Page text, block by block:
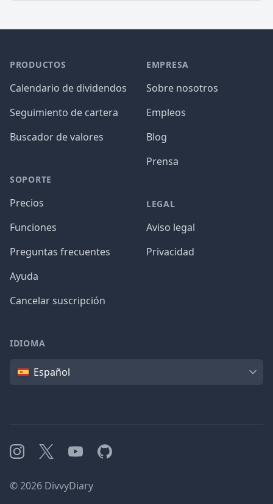
PRODUCTOS
Calendario de dividendos
Seguimiento de cartera
Buscador de valores
SOPORTE
Precios
Funciones
Preguntas frecuentes
Ayuda
Cancelar suscripción
EMPRESA
Sobre nosotros
Empleos
Blog
Prensa
LEGAL
Aviso legal
Privacidad
IDIOMA
IdiomaEspañol
Instagram
X YouTubeGitHub
©2026 DivvyDiary